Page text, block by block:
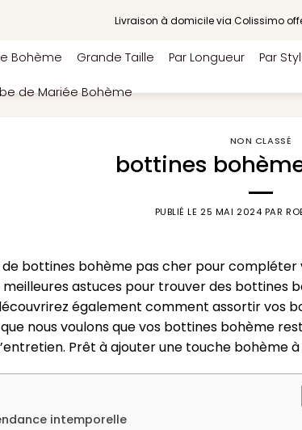
Livraison à domicile via Colissimo
Bohème Grande Taille Par Longueur Par
de Mariée Bohème
NON CLASSÉ
bottines
PUBLIÉ LE 25 MAI 2024 PAR
bottines bohème pas cher pour
meilleures astuces pour trouver des
également comment assortir vos
nous voulons que vos bottines bohème
Prêt à ajouter une touche bohème
intemporelle